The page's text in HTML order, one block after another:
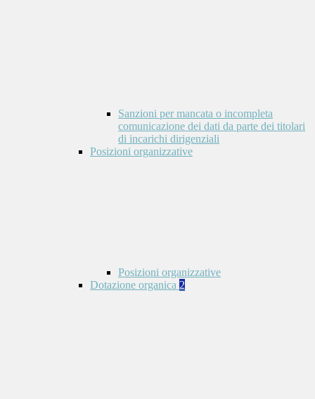
Sanzioni per mancata o incompleta
comunicazione dei dati da parte dei titolari
di incarichi dirigenziali
Posizioni organizzative
Posizioni organizzative
Dotazione organica 2